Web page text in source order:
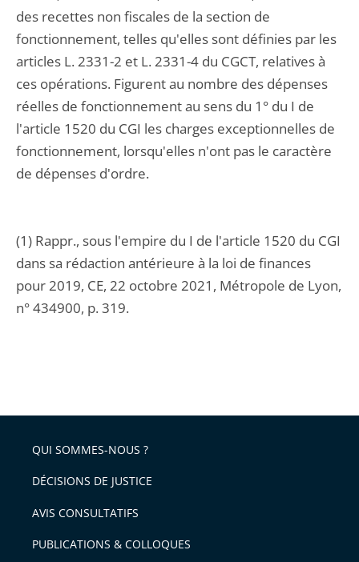
des recettes non fiscales de la section de
fonctionnement, telles qu'elles sont définies par les
articles L. 2331-2 et L. 2331-4 du CGCT, relatives à
ces opérations. Figurent au nombre des dépenses
réelles de fonctionnement au sens du 1° du I de
l'article 1520 du CGI les charges exceptionnelles de
fonctionnement, lorsqu'elles n'ont pas le caractère
de dépenses d'ordre.
(1) Rappr., sous l'empire du I de l'article 1520 du CGI
dans sa rédaction antérieure à la loi de finances
pour 2019, CE, 22 octobre 2021, Métropole de Lyon,
n° 434900, p. 319.
QUI SOMMES-NOUS ?
DÉCISIONS DE JUSTICE
AVIS CONSULTATIFS
PUBLICATIONS & COLLOQUES